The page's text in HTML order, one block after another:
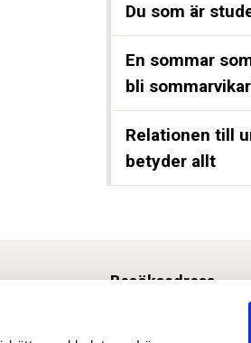
Du som är
En sommar
bli
Relationen till
betyder allt
Besöksadress
Svetsarvägen